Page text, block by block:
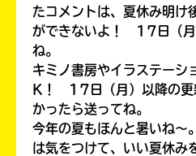
たコメントは、夏休み明け
ができないよ！ 17日（月
ね。
キミノ書房やイラステーシ
K！ 17日（月）以降の更
かったら送ってね。
今年の夏もほんと暑いね～
は気をつけて、いい夏休み